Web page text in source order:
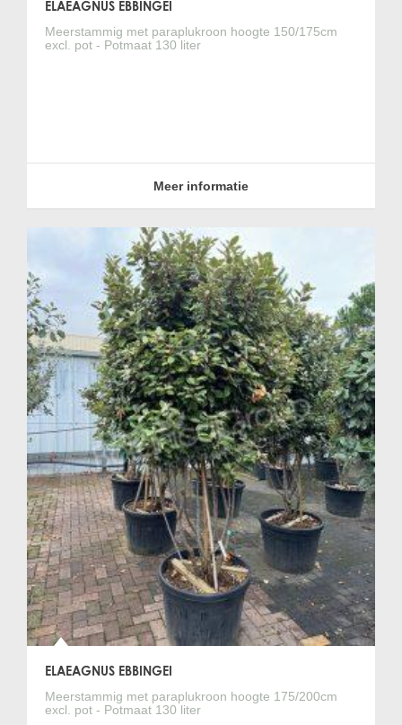
ELAEAGNUS EBBINGEI
Meerstammig met paraplukroon hoogte 150/175cm
excl. pot - Potmaat 130 liter
Meer informatie
ELAEAGNUS EBBINGEI
Meerstammig met paraplukroon hoogte 175/200cm
excl. pot - Potmaat 130 liter